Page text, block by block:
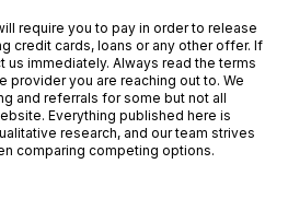
require you to pay in order to release
credit cards, loans or any other offer. If
us immediately. Always read the terms
provider you are reaching out to. We
and referrals for some but not all
Everything published here is
research, and our team strives
comparing competing options.